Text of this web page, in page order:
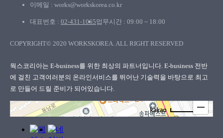
이메일 : works@workskorea.co.kr
대표번호 : 02-431-1065업무시간 : 09:00 ~ 18:00
COPYRIGHT© 2020 WORKSKOREA. ALL RIGHT RESERVED
웍스코리아는 E-business를 위한 최상의 파트너입니다. E-business 전반
에 걸친 고객여러분의 온라인서비스를 뛰어난 기술력을 바탕으로 최고
로 만들어 드릴 준비가 되어있습니다.
웍스코리아